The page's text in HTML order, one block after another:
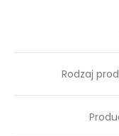
Rodzaj